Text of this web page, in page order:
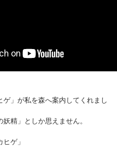
」が私を森へ案内してくれまし
精」としか思えません。
ゲ」